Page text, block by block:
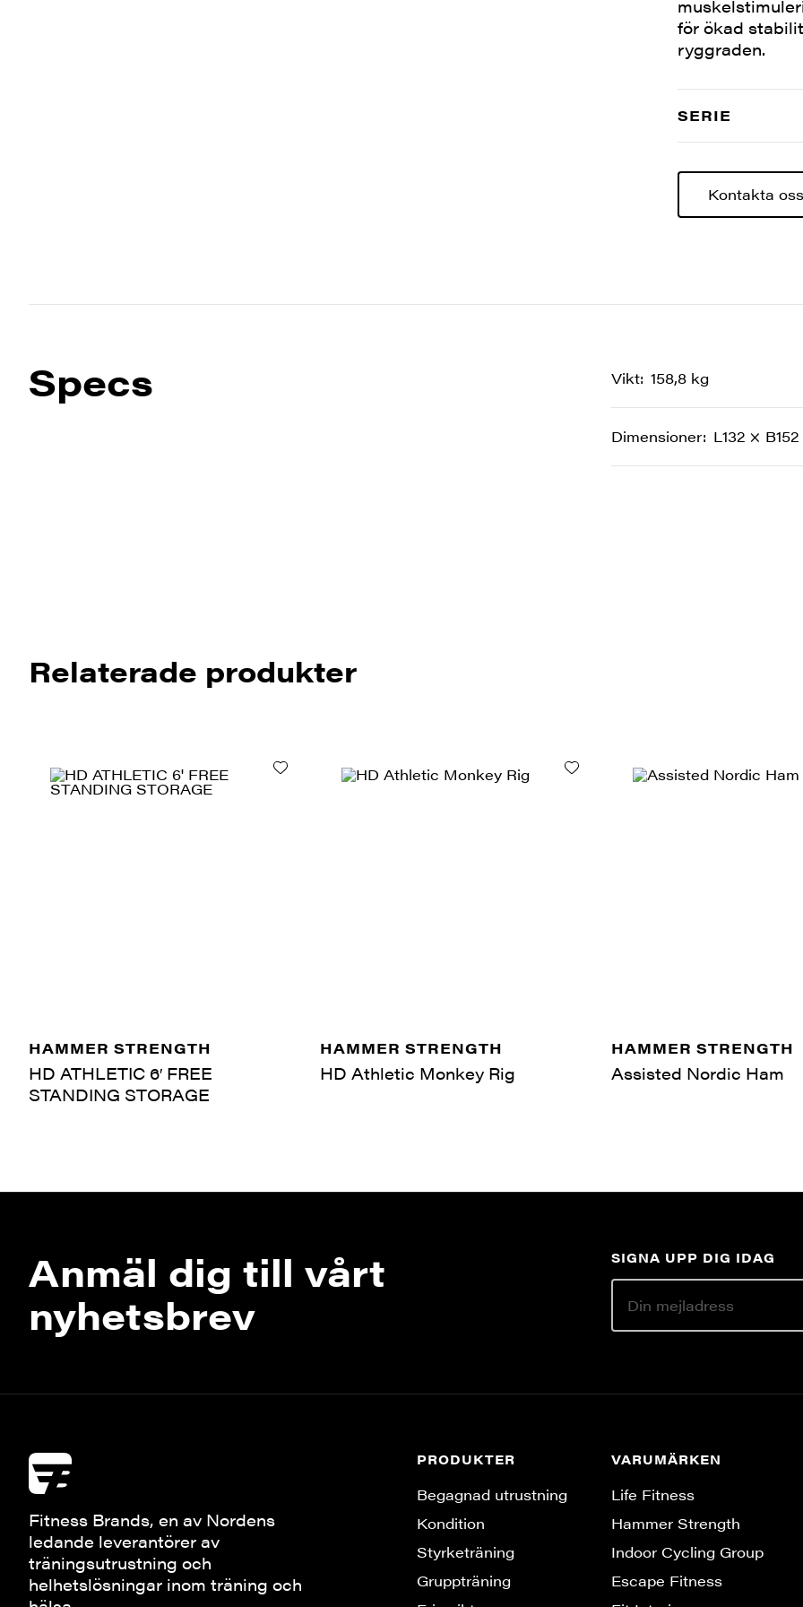
för ökad
ryggraden.
SERIE
Kontakta oss
Specs Vikt 158,8 kg
Dimensioner L132 ×
Relaterade produkter
HAMMER STRENGTH
HD ATHLETIC 6′ FREE
STANDING STORAGE
HAMMER STRENGTH
HD Athletic Monkey Rig
HAMMER STRENGTH
Assisted Nordic Ham
Anmäl dig till vårt
nyhetsbrev
SIGNA UPP DIG IDAG
Fitness Brands, en av Nordens
ledande leverantörer av
träningsutrustning och
helhetslösningar inom träning och
PRODUKTER
Begagnad utrustning
Kondition
Styrketräning
Gruppträning
VARUMÄRKEN
Life Fitness
Hammer Strength
Indoor Cycling Group
Escape Fitness